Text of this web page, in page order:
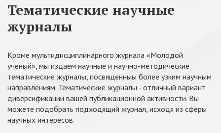
Тематические научные
журналы
Кроме мультидисциплинарного журнала «Молодой
ученый», мы издаем научные и научно-методические
тематические журналы, посвященныы более узким научным
направлениям. Тематические журналы - отличный вариант
диверсификации вашей публикационной активности. Вы
можете подобрать подходящий журнал, исходя из сферы
научных интересов.